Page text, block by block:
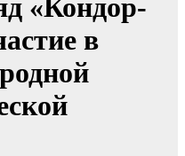
«Кондор-
в